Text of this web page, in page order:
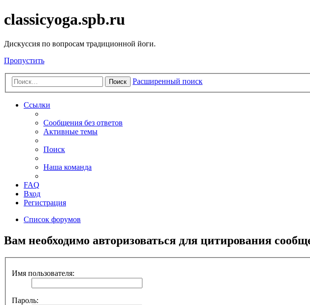
classicyoga.spb.ru
Дискуссия по вопросам традиционной йоги.
Пропустить
Поиск Расширенный поиск
Ссылки
Сообщения без ответов
Активные темы
Поиск
Наша команда
FAQ
Вход
Регистрация
Список форумов
Вам необходимо авторизоваться для цитирования
Имя пользователя:
Пароль: